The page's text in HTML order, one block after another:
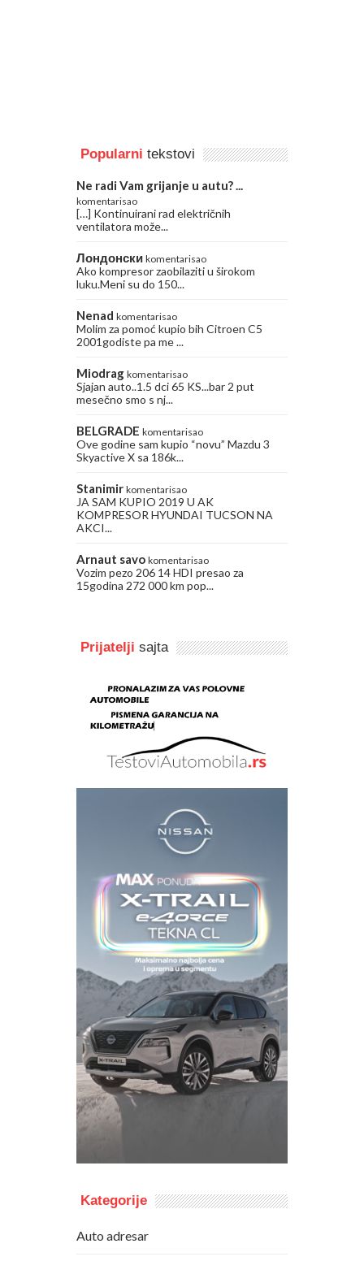
Popularni tekstovi
Ne radi Vam grijanje u autu? ...
komentarisao
[…] Kontinuirani rad električnih
ventilatora može...
Лондонски komentarisao
Ako kompresor zaobilaziti u širokom
luku.Meni su do 150...
Nenad komentarisao
Molim za pomoć kupio bih Citroen C5
2001godiste pa me ...
Miodrag komentarisao
Sjajan auto..1.5 dci 65 KS...bar 2 put
mesečno smo s nj...
BELGRADE komentarisao
Ove godine sam kupio “novu” Mazdu 3
Skyactive X sa 186k...
Stanimir komentarisao
JA SAM KUPIO 2019 U AK
KOMPRESOR HYUNDAI TUCSON NA
AKCI...
Arnaut savo komentarisao
Vozim pezo 206 14 HDI presao za
15godina 272 000 km pop...
Prijatelji sajta
Kategorije
Auto adresar